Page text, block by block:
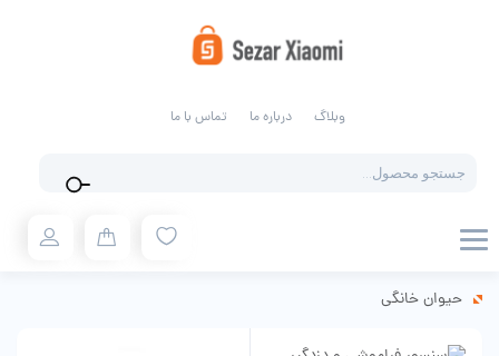
وبلاگ درباره ما تماس با ما
search
حیوان خانگی